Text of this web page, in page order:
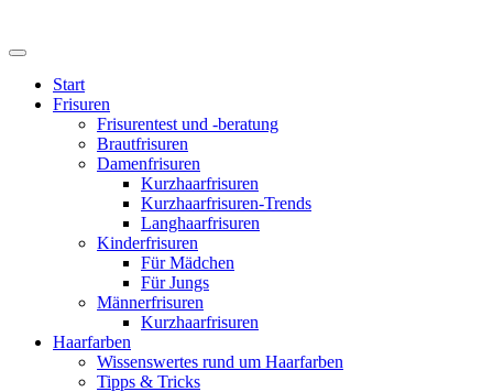
Start
Frisuren
Frisurentest und -beratung
Brautfrisuren
Damenfrisuren
Kurzhaarfrisuren
Kurzhaarfrisuren-Trends
Langhaarfrisuren
Kinderfrisuren
Für Mädchen
Für Jungs
Männerfrisuren
Kurzhaarfrisuren
Haarfarben
Wissenswertes rund um Haarfarben
Tipps & Tricks